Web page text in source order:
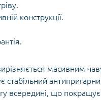
конструкції.
масивним
всередині, що покращує